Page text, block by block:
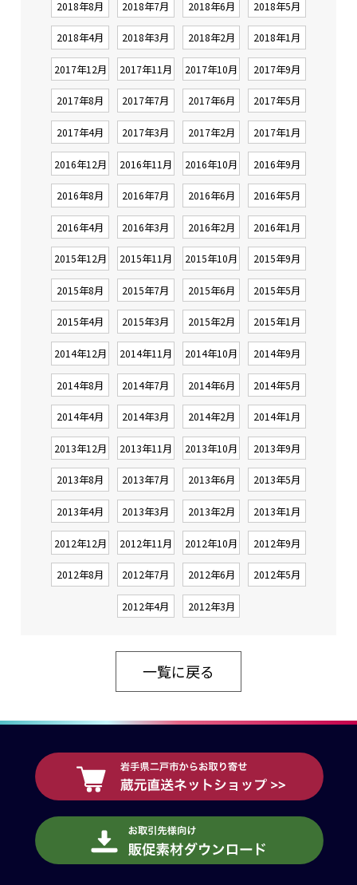
2018年8月 2018年7月 2018年6月 2018年5月
2018年4月 2018年3月 2018年2月 2018年1月
2017年12月 2017年11月 2017年10月 2017年9月
2017年8月 2017年7月 2017年6月 2017年5月
2017年4月 2017年3月 2017年2月 2017年1月
2016年12月 2016年11月 2016年10月 2016年9月
2016年8月 2016年7月 2016年6月 2016年5月
2016年4月 2016年3月 2016年2月 2016年1月
2015年12月 2015年11月 2015年10月 2015年9月
2015年8月 2015年7月 2015年6月 2015年5月
2015年4月 2015年3月 2015年2月 2015年1月
2014年12月 2014年11月 2014年10月 2014年9月
2014年8月 2014年7月 2014年6月 2014年5月
2014年4月 2014年3月 2014年2月 2014年1月
2013年12月 2013年11月 2013年10月 2013年9月
2013年8月 2013年7月 2013年6月 2013年5月
2013年4月 2013年3月 2013年2月 2013年1月
2012年12月 2012年11月 2012年10月 2012年9月
2012年8月 2012年7月 2012年6月 2012年5月
2012年4月 2012年3月
一覧に戻る